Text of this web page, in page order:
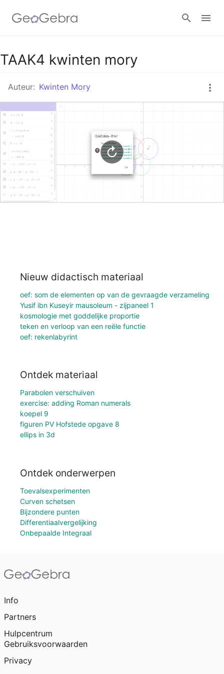
Google Classroom
GeoGebra Klaslokaal
TAAK4 kwinten mory
Auteur: Kwinten Mory
Nieuw didactisch materiaal
oef: som de elementen op van de gevraagde verzameling
Yusif ibn Kuseyir mausoleum - zijpaneel 1
kosmologie met goddelijke proportie
teken en verloop van een reële functie
oef: rekenlabyrint
Ontdek materiaal
Parabolen verschuiven
exercise: adding Roman numerals
koepel 9
figuren PV Hofstede opgave 8
ellips in 3d
Ontdek onderwerpen
Toevalsexperimenten
Curven schetsen
Bijzondere punten
Differentiaalvergelijking
Onbepaalde Integraal
Info
Partners
Hulpcentrum
Gebruiksvoorwaarden
Privacy